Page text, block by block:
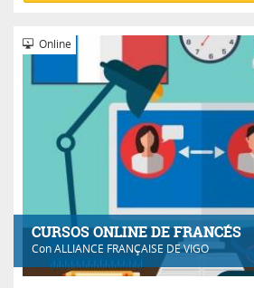
CURSOS ONLINE DE FRANCÉS
ConALLIANCE FRANÇAISE DE VIGO
Online